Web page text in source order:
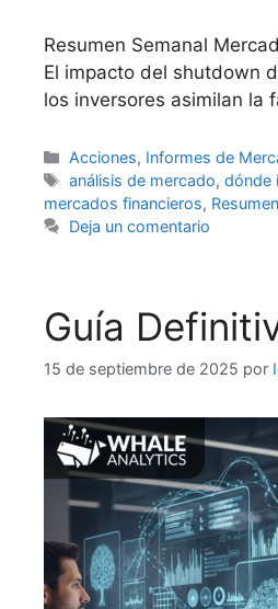
Resumen Semanal
El impacto del shutdown
los inversores asimilan la
Categorías
Acciones, Informes de
Etiquetas
análisis de mercado,dónde
mercados financieros,
Deja un comentario
Guía
15 de septiembre de 2025 por